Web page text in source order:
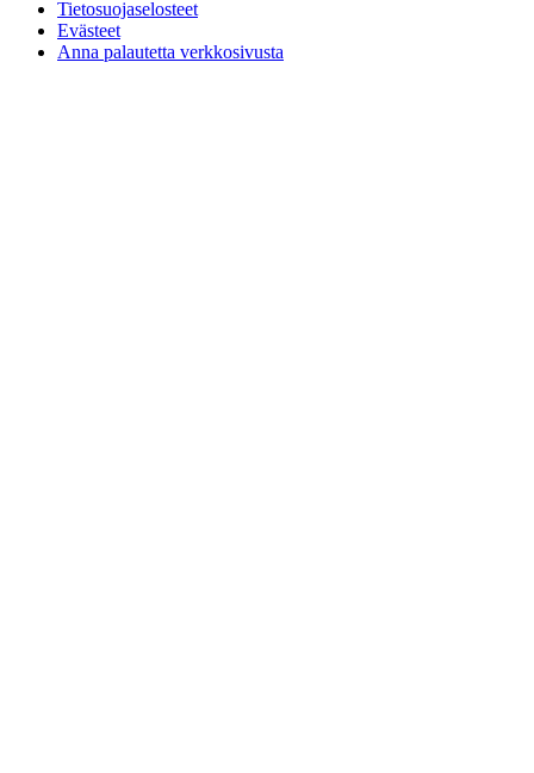
Tietosuojaselosteet
Evästeet
Anna palautetta verkkosivusta